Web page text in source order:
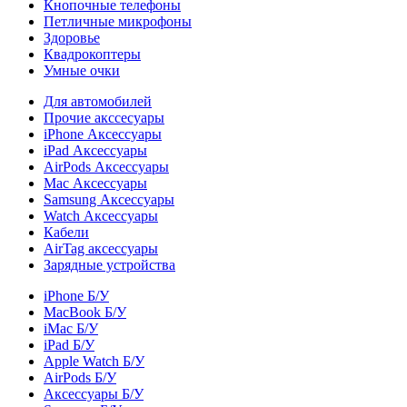
Кнопочные телефоны
Петличные микрофоны
Здоровье
Квадрокоптеры
Умные очки
Для автомобилей
Прочие акссесуары
iPhone Аксессуары
iPad Аксессуары
AirPods Аксессуары
Mac Аксессуары
Samsung Аксессуары
Watch Аксессуары
Кабели
AirTag аксессуары
Зарядные устройства
iPhone Б/У
MacBook Б/У
iMac Б/У
iPad Б/У
Apple Watch Б/У
AirPods Б/У
Аксессуары Б/У